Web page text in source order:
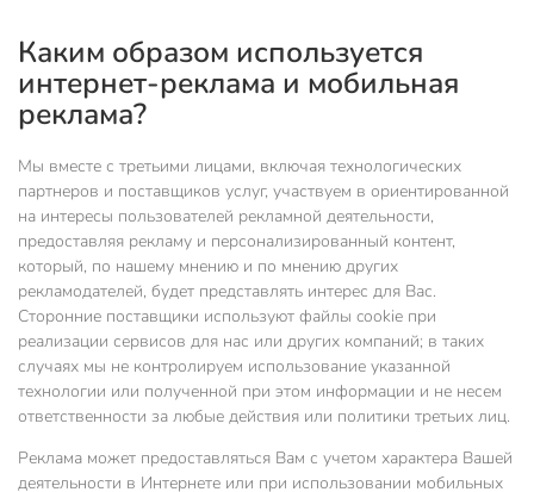
Каким образом используется
интернет-реклама и мобильная
реклама?
Мы вместе с третьими лицами, включая технологических
партнеров и поставщиков услуг, участвуем в ориентированной
на интересы пользователей рекламной деятельности,
предоставляя рекламу и персонализированный контент,
который, по нашему мнению и по мнению других
рекламодателей, будет представлять интерес для Вас.
Сторонние поставщики используют файлы cookie при
реализации сервисов для нас или других компаний; в таких
случаях мы не контролируем использование указанной
технологии или полученной при этом информации и не несем
ответственности за любые действия или политики третьих лиц.
Реклама может предоставляться Вам с учетом характера Вашей
деятельности в Интернете или при использовании мобильных